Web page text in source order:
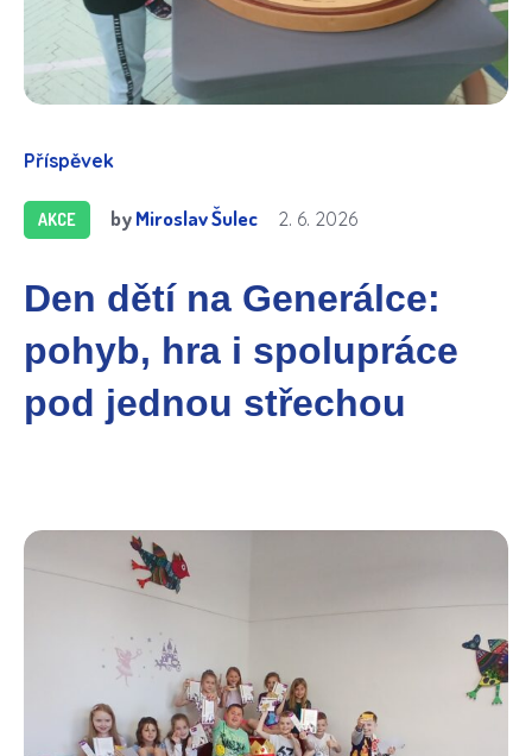
Příspěvek
AKCE byMiroslav Šulec 2. 6. 2026
Den dětí na Generálce:
pohyb, hra i spolupráce
pod jednou střechou